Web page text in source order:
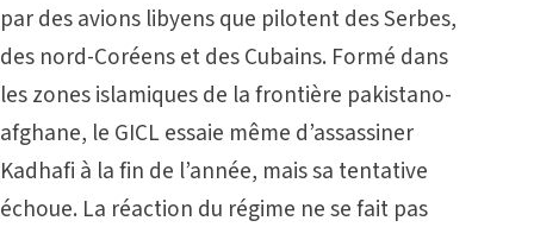
par des avions libyens que pilotent des Serbes,
des nord-Coréens et des Cubains. Formé dans
les zones islamiques de la frontière pakistano-
afghane, le GICL essaie même d’assassiner
Kadhafi à la fin de l’année, mais sa tentative
échoue. La réaction du régime ne se fait pas